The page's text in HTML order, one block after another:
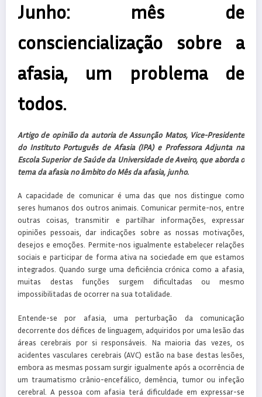
Junho: mês de
consciencialização sobre a
afasia, um problema de
todos.
Artigo de opinião da autoria de Assunção Matos, Vice-Presidente
do Instituto Português de Afasia (IPA) e Professora Adjunta na
Escola Superior de Saúde da Universidade de Aveiro, que aborda o
tema da afasia no âmbito do Mês da afasia, junho.
A capacidade de comunicar é uma das que nos distingue como
seres humanos dos outros animais. Comunicar permite-nos, entre
outras coisas, transmitir e partilhar informações, expressar
opiniões pessoais, dar indicações sobre as nossas motivações,
desejos e emoções. Permite-nos igualmente estabelecer relações
sociais e participar de forma ativa na sociedade em que estamos
integrados. Quando surge uma deficiência crónica como a afasia,
muitas destas funções surgem dificultadas ou mesmo
impossibilitadas de ocorrer na sua totalidade.
Entende-se por afasia, uma perturbação da comunicação
decorrente dos défices de linguagem, adquiridos por uma lesão das
áreas cerebrais por si responsáveis. Na maioria das vezes, os
acidentes vasculares cerebrais (AVC) estão na base destas lesões,
embora as mesmas possam surgir igualmente após a ocorrência de
um traumatismo crânio-encefálico, demência, tumor ou infeção
cerebral. A pessoa com afasia terá dificuldade em expressar-se